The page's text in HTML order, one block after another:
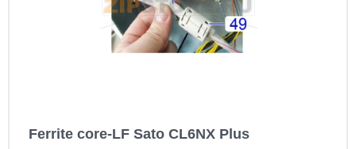
Ferrite core-LF Sato CL6NX Plus